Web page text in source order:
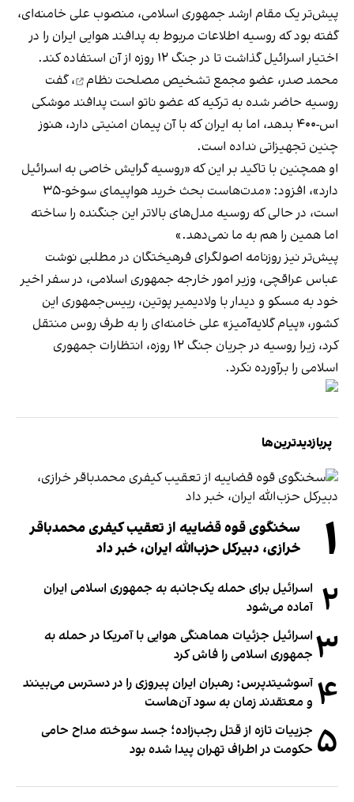
پیش‌تر یک مقام ارشد جمهوری اسلامی، منصوب علی خامنه‌ای،
گفته بود که روسیه اطلاعات مربوط به پدافند هوایی ایران را در
اختیار اسرائیل گذاشت تا در جنگ ۱۲ روزه از آن استفاده کند.
محمد صدر، عضو مجمع تشخیص مصلحت نظام
، گفت
روسیه حاضر شده به ترکیه که عضو ناتو است پدافند موشکی
اس-۴۰۰ بدهد، اما به ایران که با آن پیمان امنیتی دارد، هنوز
چنین تجهیزاتی نداده است.
او همچنین با تاکید بر این که «روسیه گرایش خاصی به اسرائیل
دارد»، افزود: «مدت‌هاست بحث خرید هواپیمای سوخو-۳۵
است، در حالی که روسیه مدل‌های بالاتر این جنگنده را ساخته
اما همین را هم به ما نمی‌دهد.»
پیش‌تر نیز روزنامه اصولگرای فرهیختگان در مطلبی نوشت
عباس عراقچی، وزیر امور خارجه جمهوری اسلامی، در سفر اخیر
خود به مسکو و دیدار با ولادیمیر پوتین، رییس‌جمهوری این
کشور، «پیام گلایه‌آمیز» علی خامنه‌ای را به طرف روس منتقل
کرد، زیرا روسیه در جریان جنگ ۱۲ روزه، انتظارات جمهوری
اسلامی را برآورده نکرد.
پربازدیدترین‌ها
۱
سخنگوی قوه قضاییه از تعقیب کیفری محمدباقر
خرازی، دبیر‌کل حزب‌الله ایران، خبر داد
۲ اسرائیل برای حمله یک‌جانبه به جمهوری اسلامی ایران
آماده می‌شود
۳ اسرائیل جزئیات هماهنگی هوایی با آمریکا در حمله به
جمهوری اسلامی را فاش کرد
۴ آسوشیتدپرس: رهبران ایران پیروزی را در دسترس می‌بینند
و معتقدند زمان به سود آن‌هاست
۵ جزییات تازه از قتل رجب‌زاده؛ جسد سوخته مداح حامی
حکومت در اطراف تهران پیدا شده بود